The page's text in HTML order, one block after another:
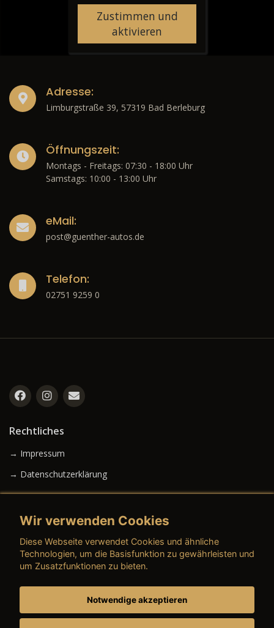
Zustimmen und
aktivieren
Adresse:
Limburgstraße 39, 57319 Bad Berleburg
Öffnungszeit:
Montags - Freitags: 07:30 - 18:00 Uhr
Samstags: 10:00 - 13:00 Uhr
eMail:
post@guenther-autos.de
Telefon:
02751 9259 0
Rechtliches
→ Impressum
→ Datenschutzerklärung
→ AGB (Gebrauchtwagen)
→ AGB (Teile & Zubehör)
Wir verwenden Cookies
Diese Webseite verwendet Cookies und ähnliche
Technologien, um die Basisfunktion zu gewährleisten und
um Zusatzfunktionen zu bieten.
Notwendige akzeptieren